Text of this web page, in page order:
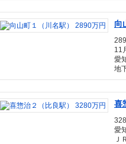
向
11
愛
地
喜
愛
Ｊ